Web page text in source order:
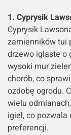
1. Cyprysik
Cyprysik
zamienników tui
drzewo iglaste o
wysoki mur
chorób, co
ozdobę ogrodu.
wielu
igieł, co
preferencji.